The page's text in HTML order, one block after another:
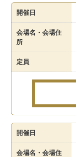
開催日
会場名・会場住
所
定員
開催日
会場名・会場住